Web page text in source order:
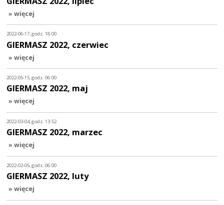
» więcej
2022-06-17, godz. 18:00
GIERMASZ 2022, czerwiec
» więcej
2022-05-15, godz. 06:00
GIERMASZ 2022, maj
» więcej
2022-03-04, godz. 13:52
GIERMASZ 2022, marzec
» więcej
2022-02-05, godz. 06:00
GIERMASZ 2022, luty
» więcej